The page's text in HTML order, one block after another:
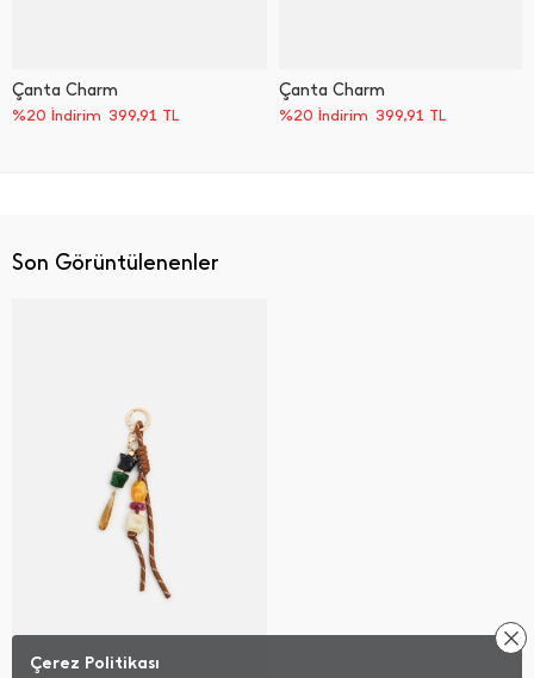
Çanta Charm
%20 İndirim 399,91 TL
Çanta Charm
%20 İndirim 399,91 TL
Son Görüntülenenler
Çerez Politikası